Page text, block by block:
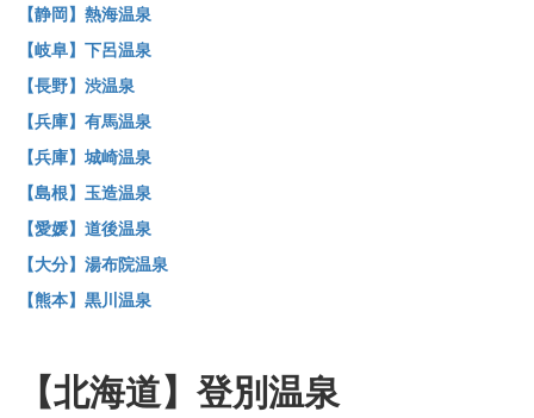
【静岡】熱海温泉
【岐阜】下呂温泉
【長野】渋温泉
【兵庫】有馬温泉
【兵庫】城崎温泉
【島根】玉造温泉
【愛媛】道後温泉
【大分】湯布院温泉
【熊本】黒川温泉
【北海道】登別温泉